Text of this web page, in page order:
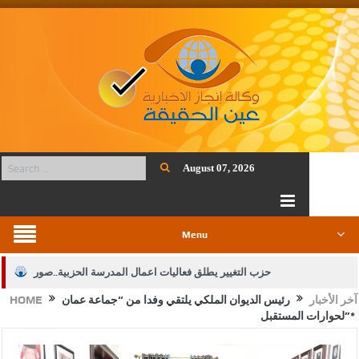
August 07, 2026
Menu
حزب التغيير يطلق فعاليات اعمال المدرسة الحزبية..صور
الجيش يفتح باب التجنيد لحملة البكالوريوس في الحقوق والقانونHOME آخر الأخبار
رئيس الديوان الملكي يلتقي وفدا من “جماعة عمان
لحوارات المستقبل”*